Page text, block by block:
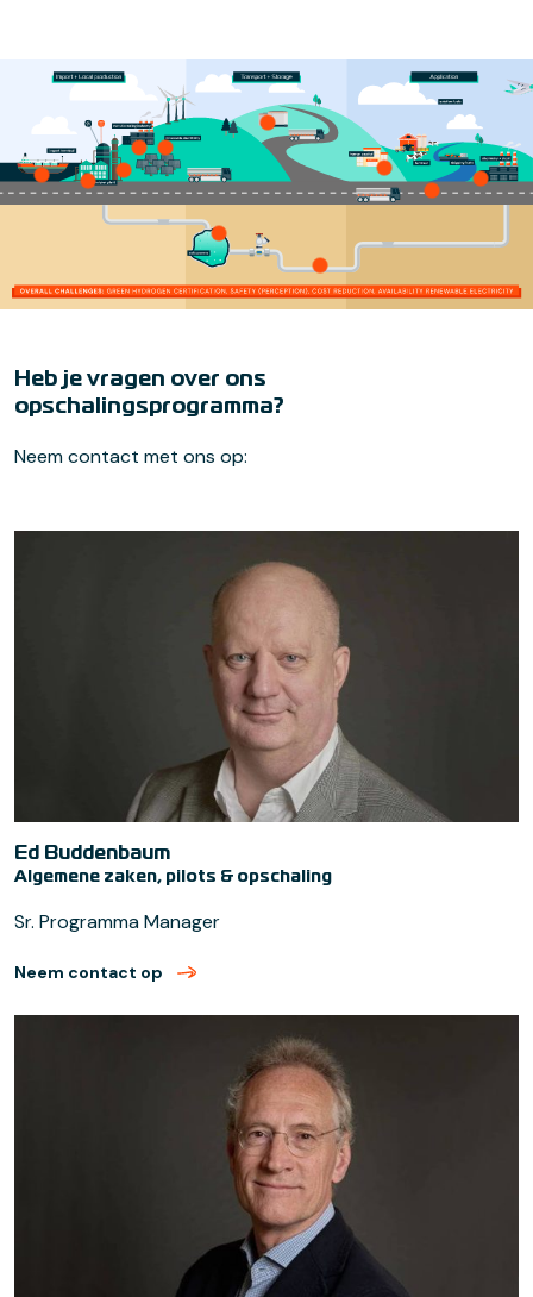
Heb je vragen over ons
opschalingsprogramma?
Neem contact met ons op:
Ed Buddenbaum
Algemene zaken, pilots & opschaling
Sr. Programma Manager
Neem contact op met Ed Buddenbaum (verzend email)